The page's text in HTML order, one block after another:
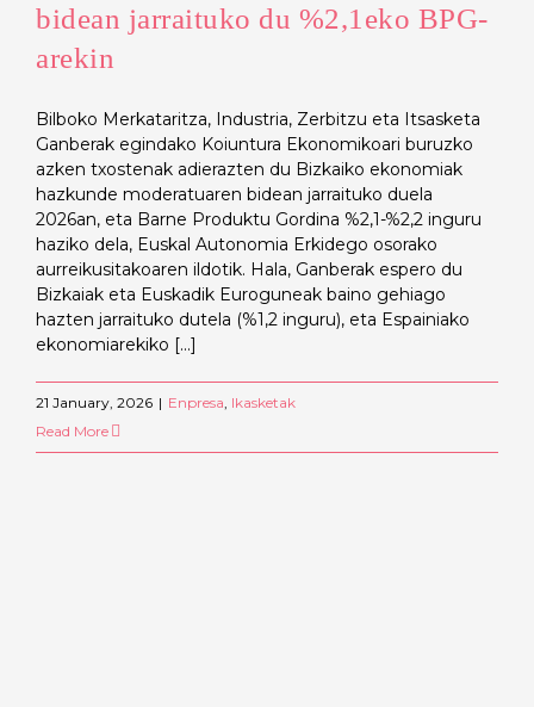
bidean jarraituko du %2,1eko BPG-
arekin
Bilboko Merkataritza, Industria, Zerbitzu eta Itsasketa
Ganberak egindako Koiuntura Ekonomikoari buruzko
azken txostenak adierazten du Bizkaiko ekonomiak
hazkunde moderatuaren bidean jarraituko duela
2026an, eta Barne Produktu Gordina %2,1-%2,2 inguru
haziko dela, Euskal Autonomia Erkidego osorako
aurreikusitakoaren ildotik. Hala, Ganberak espero du
Bizkaiak eta Euskadik Euroguneak baino gehiago
hazten jarraituko dutela (%1,2 inguru), eta Espainiako
ekonomiarekiko [...]
21 January, 2026 | Enpresa Ikasketak
Read More